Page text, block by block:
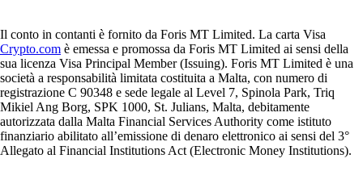
Il conto in contanti è fornito da Foris MT Limited. La carta Visa
Crypto.com è emessa e promossa da Foris MT Limited ai sensi della
sua licenza Visa Principal Member (Issuing). Foris MT Limited è una
società a responsabilità limitata costituita a Malta, con numero di
registrazione C 90348 e sede legale al Level 7, Spinola Park, Triq
Mikiel Ang Borg, SPK 1000, St. Julians, Malta, debitamente
autorizzata dalla Malta Financial Services Authority come istituto
finanziario abilitato all’emissione di denaro elettronico ai sensi del 3°
Allegato al Financial Institutions Act (Electronic Money Institutions).